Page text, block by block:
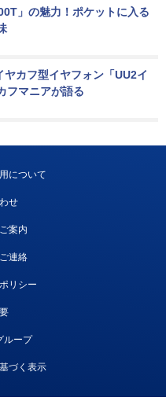
」の魅力！ポケットに入る
ヤカフ型イヤフォン「UU2イ
フマニアが語る
について
せ
案内
連絡
リシー
ループ
づく表示